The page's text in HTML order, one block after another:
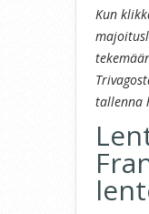
Kun
tallenna